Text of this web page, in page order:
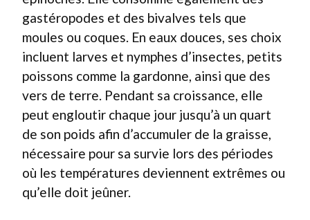
gastéropodes et des bivalves tels que
moules ou coques. En eaux douces, ses choix
incluent larves et nymphes d’insectes, petits
poissons comme la gardonne, ainsi que des
vers de terre. Pendant sa croissance, elle
peut engloutir chaque jour jusqu’à un quart
de son poids afin d’accumuler de la graisse,
nécessaire pour sa survie lors des périodes
où les températures deviennent extrêmes ou
qu’elle doit jeûner.